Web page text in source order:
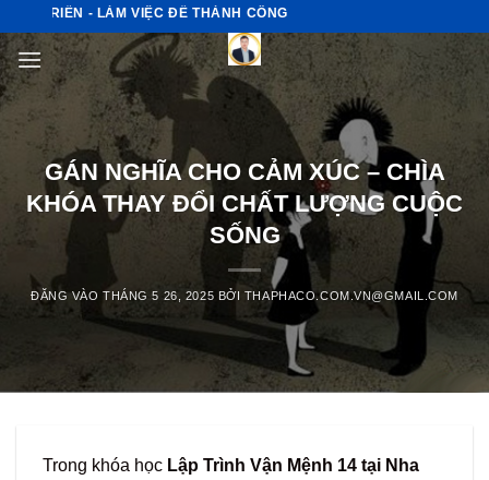
qua
nội
dung
- LÀM VIỆC ĐỂ THÀNH CÔNG
GÁN NGHĨA CHO CẢM XÚC – CHÌA
KHÓA THAY ĐỔI CHẤT LƯỢNG CUỘC
SỐNG
ĐĂNG VÀOTHÁNG 5 26, 2025 BỞI THAPHACO.COM.VN@GMAIL.COM
Trong khóa học Lập Trình Vận Mệnh 14 tại Nha